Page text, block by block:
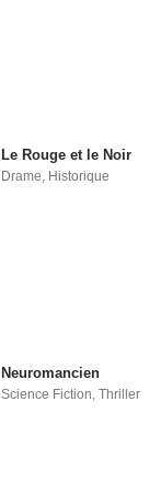
Le Rouge et le Noir
Drame, Historique
Neuromancien
Science Fiction,Thriller